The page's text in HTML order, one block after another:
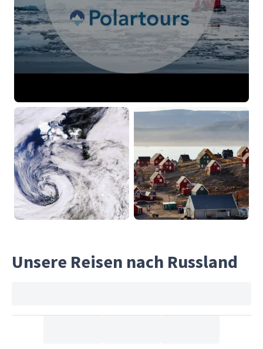
Unsere Reisen nach Russland